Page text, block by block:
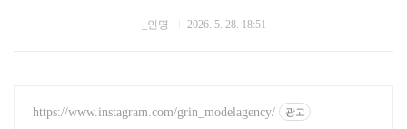
_인명 2026. 5. 28. 18:51
https://www.instagram.com/grin_modelagency/ 광고